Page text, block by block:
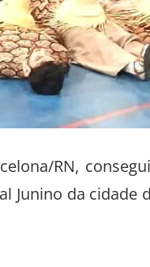
RN,
Junino da cidade